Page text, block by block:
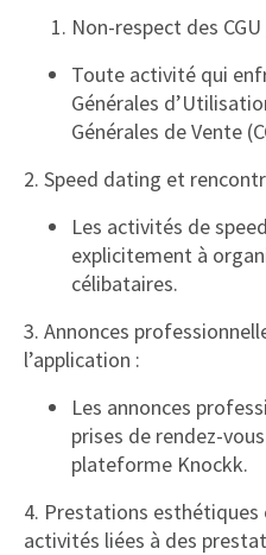
Non-respect des CGU
Toute activité qui
Générales
Générales de Vente
2. Speed dating et
Les activités de
explicitement à
célibataires.
3. Annonces
l’application :
Les annonces
prises de rendez-
plateforme Knockk.
4. Prestations
activités liées à des